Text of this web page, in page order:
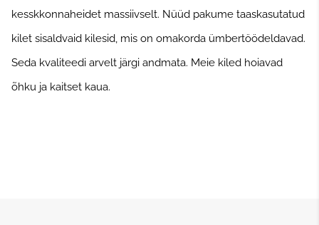
kesskkonnaheidet massiivselt. Nüüd pakume taaskasutatud
kilet sisaldvaid kilesid, mis on omakorda ümbertöödeldavad.
Seda kvaliteedi arvelt järgi andmata. Meie kiled hoiavad
õhku ja kaitset kaua.